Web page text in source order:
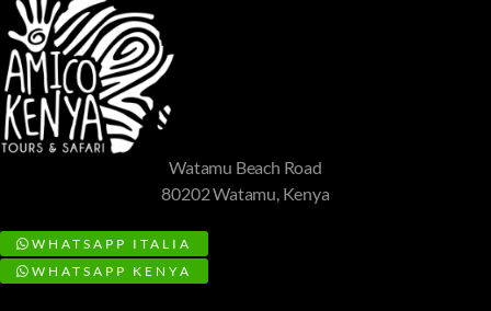
Watamu Beach Road
80202 Watamu, Kenya
WHATSAPP ITALIA
WHATSAPP KENYA